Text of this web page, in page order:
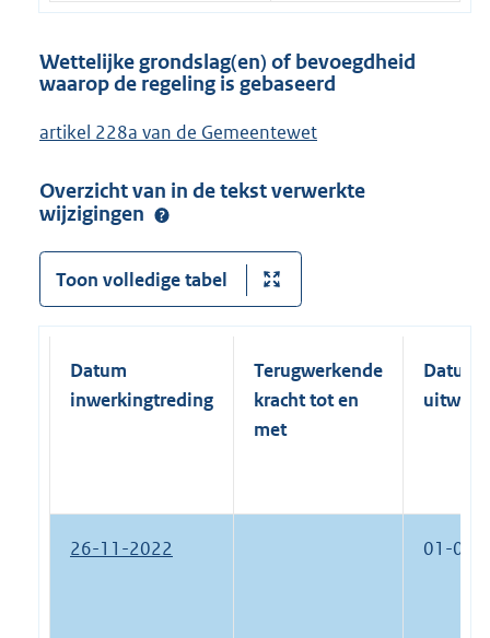
Wettelijke grondslag(en) of bevoegdheid
waarop de regeling is gebaseerd
artikel 228a van de Gemeentewet
Overzicht van in de tekst verwerkte
wijzigingen
Toon volledige tabel
Datum
inwerkingtreding
Terugwerkende
kracht tot en
met
Datum
26-11-2022 01-01-